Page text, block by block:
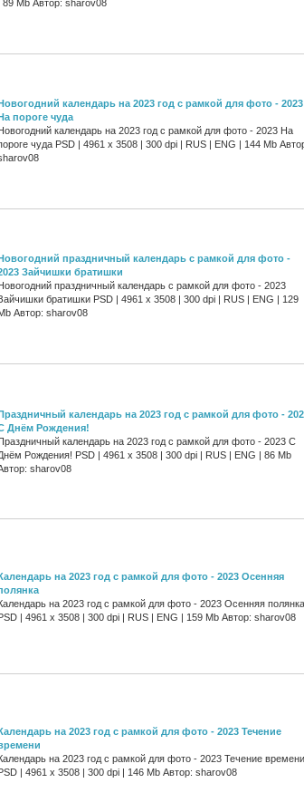
| 89 Mb Автор: sharov08
календарь на 2023 год с рамкой для фото - 2023
пороге чуда
календарь на 2023 год с рамкой для фото - 2023 На
чуда PSD | 4961 х 3508 | 300 dpi | RUS | ENG | 144 Mb
Новогодний праздничный календарь с рамкой для фото -
Зайчишки братишки
Новогодний праздничный календарь с рамкой для фото - 2023
братишки PSD | 4961 х 3508 | 300 dpi | RUS | ENG | 129
Автор: sharov08
календарь на 2023 год с рамкой для фото -
Днём Рождения!
календарь на 2023 год с рамкой для фото - 2023 С
Рождения! PSD | 4961 х 3508 | 300 dpi | RUS | ENG | 86 Mb
sharov08
на 2023 год с рамкой для фото - 2023 Осенняя
на 2023 год с рамкой для фото - 2023 Осенняя полянка
| 4961 х 3508 | 300 dpi | RUS | ENG | 159 Mb Автор: sharov08
на 2023 год с рамкой для фото - 2023 Течение
на 2023 год с рамкой для фото - 2023 Течение времени
| 4961 х 3508 | 300 dpi | 146 Mb Автор: sharov08